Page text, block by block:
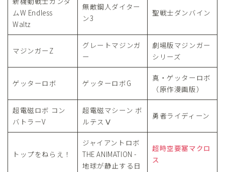
ムW Endless
Waltz
無敵鋼人ダイター
ン3
聖戦士ダンバイン
マジンガーZ
グレートマジンガ
ー
劇場版マジンガー
シリーズ
ゲッターロボ ゲッターロボG
真・ゲッターロボ
（原作漫画版）
超電磁ロボ コン
バトラーV
超電磁マシーン ボ
ルテスⅤ
勇者ライディーン
トップをねらえ！
ジャイアントロボ
THE ANIMATION -
地球が静止する日
超時空要塞マクロ
ス